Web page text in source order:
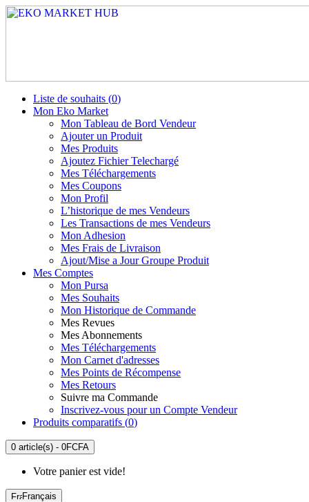
Liste de souhaits (0)
Mon Eko Market
Mon Tableau de Bord Vendeur
Ajouter un Produit
Mes Produits
Ajoutez Fichier Telechargé
Mes Téléchargements
Mes Coupons
Mon Profil
L’historique de mes Vendeurs
Les Transactions de mes Vendeurs
Mon Adhesion
Mes Frais de Livraison
Ajout/Mise a Jour Groupe Produit
Mes Comptes
Mon Pursa
Mes Souhaits
Mon Historique de Commande
Mes Revues
Mes Abonnements
Mes Téléchargements
Mon Carnet d'adresses
Mes Points de Récompense
Mes Retours
Suivre ma Commande
Inscrivez-vous pour un Compte Vendeur
Produits comparatifs (0)
0 article(s) - 0FCFA
Votre panier est vide!
Français